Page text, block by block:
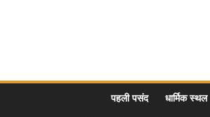
पहली पसंद धार्मिक स्थल